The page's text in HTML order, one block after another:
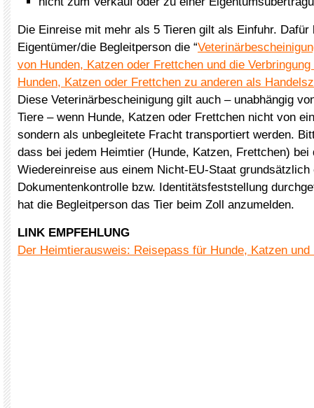
Die Einreise mit mehr als 5 Tieren gilt als Einfuhr. Dafür
Eigentümer/die Begleitperson die “
von Hunden, Katzen oder Frettchen und die
Hunden, Katzen oder Frettchen zu anderen als
Diese Veterinärbescheinigung gilt auch – unabhängig
Tiere – wenn Hunde, Katzen oder Frettchen nicht von
sondern als unbegleitete Fracht transportiert werden.
dass bei jedem Heimtier (Hunde, Katzen, Frettchen) bei
Wiedereinreise aus einem Nicht-EU-Staat grundsätzlich
Dokumentenkontrolle bzw. Identitätsfeststellung
hat die Begleitperson das Tier beim Zoll anzumelden.
LINK EMPFEHLUNG
Der Heimtierausweis: Reisepass für Hunde, Katzen und